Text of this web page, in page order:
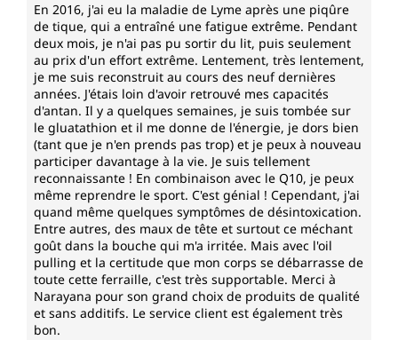
En 2016, j'ai eu la maladie de Lyme après une piqûre
de tique, qui a entraîné une fatigue extrême. Pendant
deux mois, je n'ai pas pu sortir du lit, puis seulement
au prix d'un effort extrême. Lentement, très lentement,
je me suis reconstruit au cours des neuf dernières
années. J'étais loin d'avoir retrouvé mes capacités
d'antan. Il y a quelques semaines, je suis tombée sur
le gluatathion et il me donne de l'énergie, je dors bien
(tant que je n'en prends pas trop) et je peux à nouveau
participer davantage à la vie. Je suis tellement
reconnaissante ! En combinaison avec le Q10, je peux
même reprendre le sport. C'est génial ! Cependant, j'ai
quand même quelques symptômes de désintoxication.
Entre autres, des maux de tête et surtout ce méchant
goût dans la bouche qui m'a irritée. Mais avec l'oil
pulling et la certitude que mon corps se débarrasse de
toute cette ferraille, c'est très supportable. Merci à
Narayana pour son grand choix de produits de qualité
et sans additifs. Le service client est également très
bon.